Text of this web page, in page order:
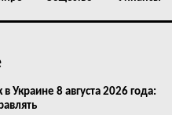
Украине 8 августа 2026 года: